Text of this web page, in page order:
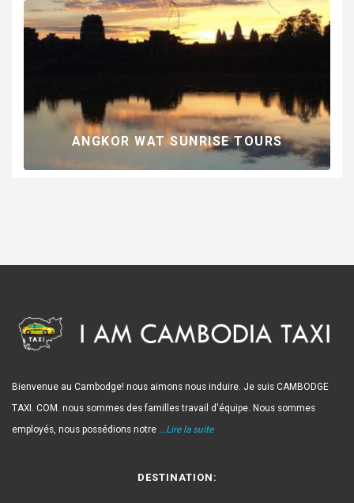
ANGKOR WAT SUNRISE TOURS
Bienvenue au Cambodge! nous aimons nous induire. Je suis CAMBODGE
TAXI. COM. nous sommes des familles travail d'équipe. Nous sommes
employés, nous possédions notre ...Lire la suite
DESTINATION: